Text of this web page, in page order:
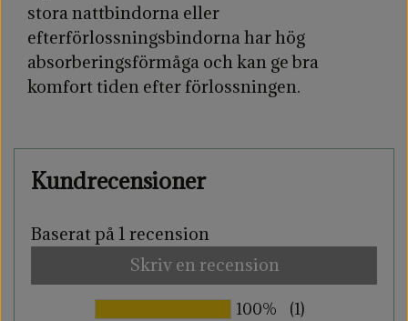
stora nattbindorna eller
efterförlossningsbindorna har hög
absorberingsförmåga och kan ge bra
komfort tiden efter förlossningen.
Kundrecensioner
Baserat på 1 recension
Skriv en recension
100%
(1)